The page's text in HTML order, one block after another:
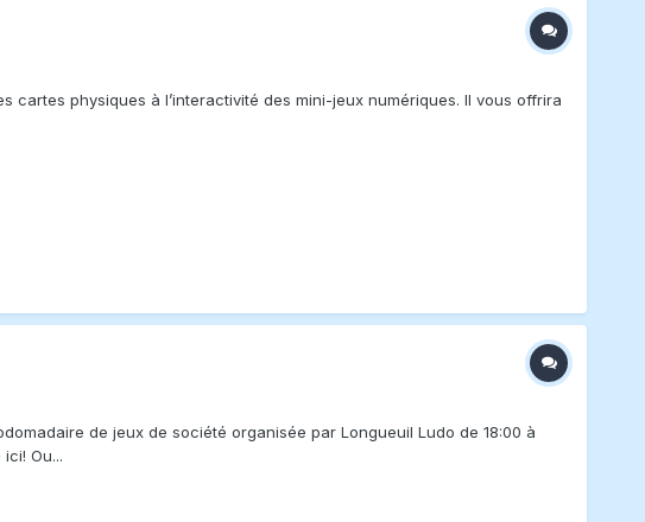
cartes physiques à l’interactivité des mini-jeux numériques. Il vous offrira
de jeux de société organisée par Longueuil Ludo de 18:00 à
Ou...